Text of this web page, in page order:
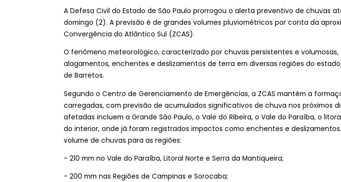
A Defesa Civil do Estado de São Paulo prorrogou o alerta preventivo de chuvas
domingo (2). A previsão é de grandes volumes pluviométricos por conta da
Convergência do Atlântico Sul (ZCAS).
O fenômeno meteorológico, caracterizado por chuvas persistentes e volumosas,
alagamentos, enchentes e deslizamentos de terra em diversas regiões do
de Barretos.
Segundo o Centro de Gerenciamento de Emergências, a ZCAS mantém a
carregadas, com previsão de acumulados significativos de chuva nos próximos
afetadas incluem a Grande São Paulo, o Vale do Ribeira, o Vale do Paraíba, o
do interior, onde já foram registrados impactos como enchentes e
volume de chuvas para as regiões:
- 210 mm no Vale do Paraíba, Litoral Norte e Serra da Mantiqueira;
- 200 mm nas Regiões de Campinas e Sorocaba;